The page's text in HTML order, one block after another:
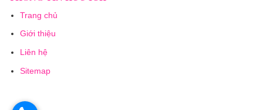
Trang chủ
Giới thiệu
Liên hệ
Sitemap